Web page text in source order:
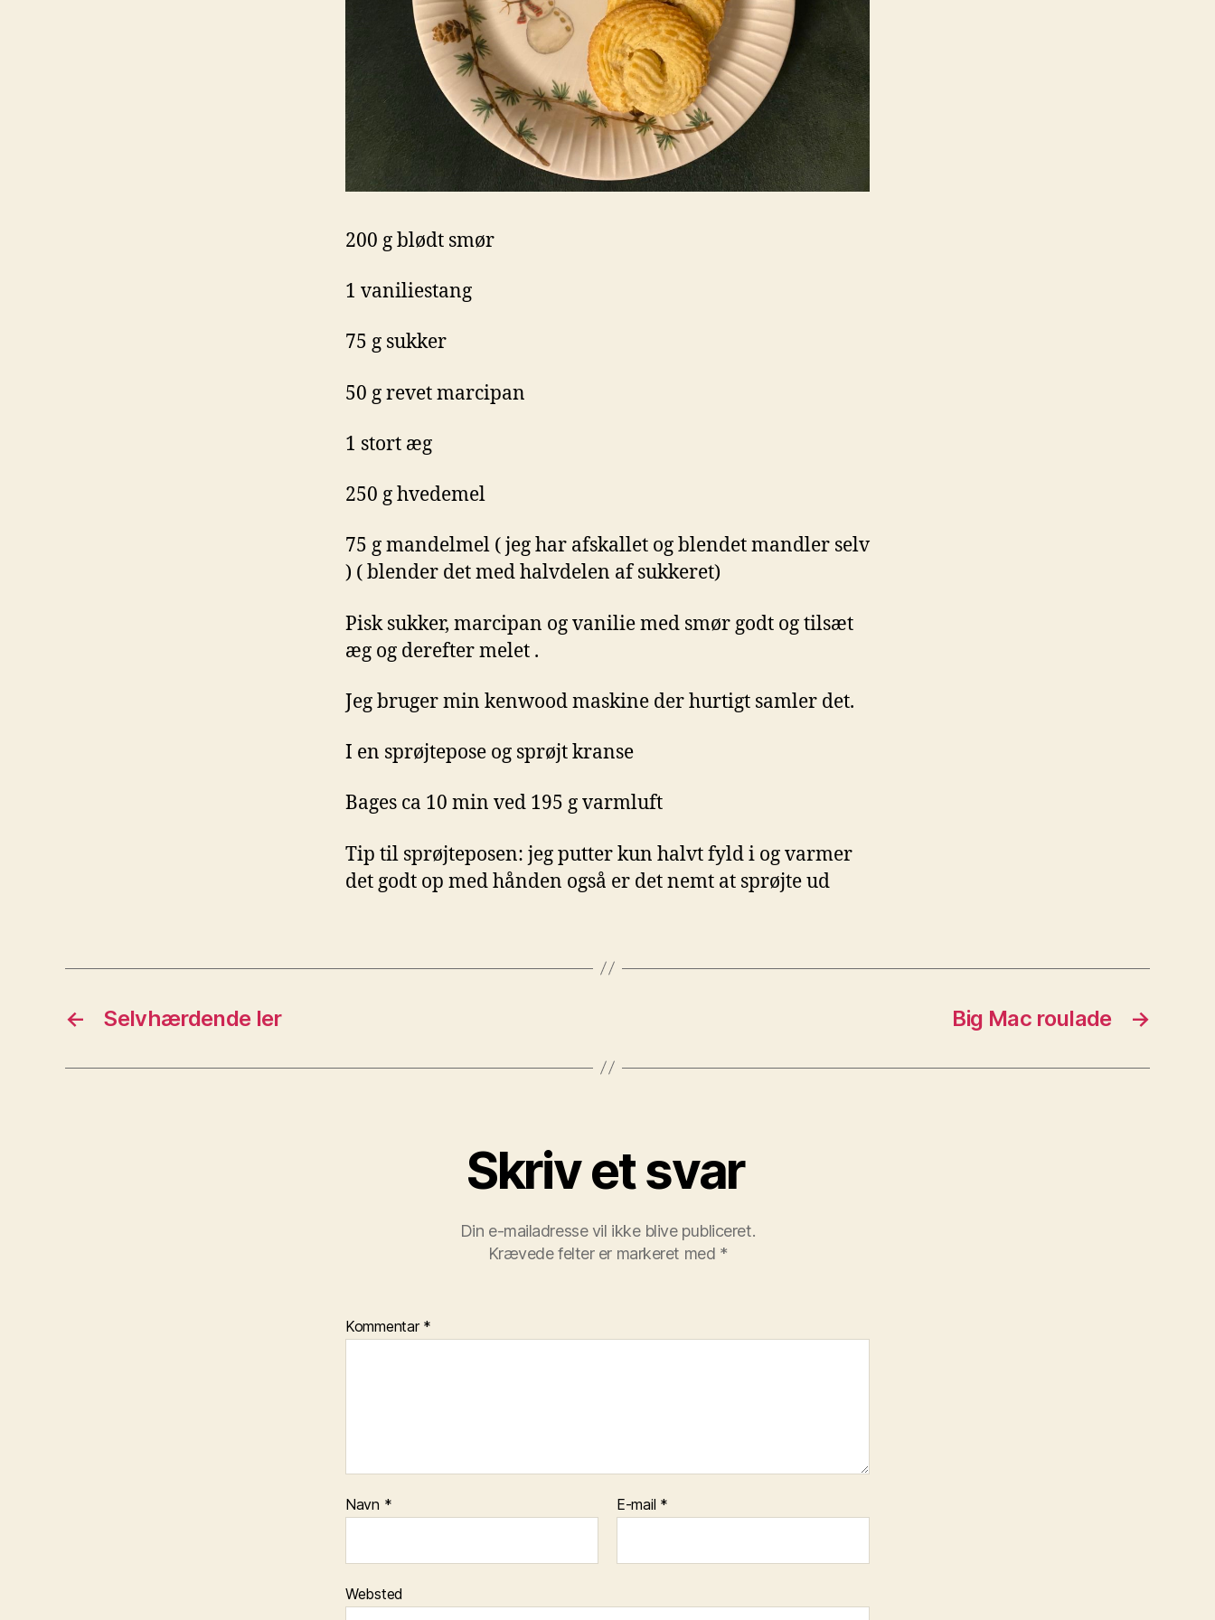
200 g blødt smør
1 vaniliestang
75 g sukker
50 g revet marcipan
1 stort æg
250 g hvedemel
75 g mandelmel ( jeg har afskallet og blendet mandler selv
) ( blender det med halvdelen af sukkeret)
Pisk sukker, marcipan og vanilie med smør godt og tilsæt
æg og derefter melet .
Jeg bruger min kenwood maskine der hurtigt samler det.
I en sprøjtepose og sprøjt kranse
Bages ca 10 min ved 195 g varmluft
Tip til sprøjteposen: jeg putter kun halvt fyld i og varmer
det godt op med hånden også er det nemt at sprøjte ud
← Selvhærdende ler →
Big Mac roulade
Skriv et svar
Din e-mailadresse vil ikke blive publiceret.
Krævede felter er markeret med *
Kommentar *
Navn * E-mail *
Websted